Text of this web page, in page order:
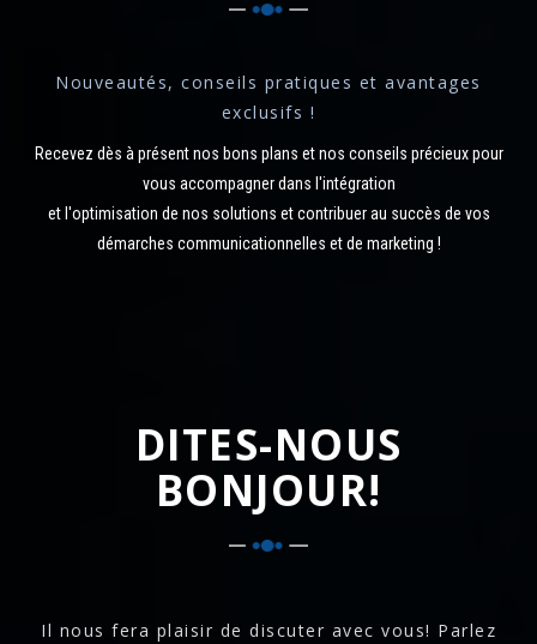
Nouveautés, conseils pratiques et avantages
exclusifs !
Recevez dès à présent nos bons plans et nos conseils précieux pour
vous accompagner dans l'intégration
et l'optimisation de nos solutions et contribuer au succès de vos
démarches communicationnelles et de marketing !
DITES-NOUS
BONJOUR!
Il nous fera plaisir de discuter avec vous! Parlez